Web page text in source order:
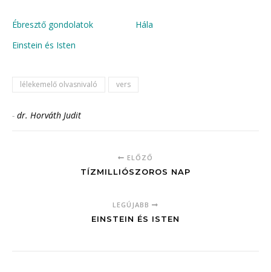
Ébresztő gondolatok
Hála
Einstein és Isten
lélekemelő olvasnivaló vers
- dr. Horváth Judit
ELŐZŐ
TÍZMILLIÓSZOROS NAP
LEGÚJABB
EINSTEIN ÉS ISTEN